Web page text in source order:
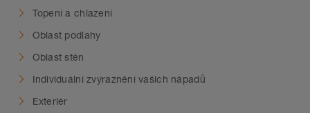
Topení a chlazení
Oblast podlahy
Oblast stěn
Individuální zvýraznění vašich nápadů
Exteriér